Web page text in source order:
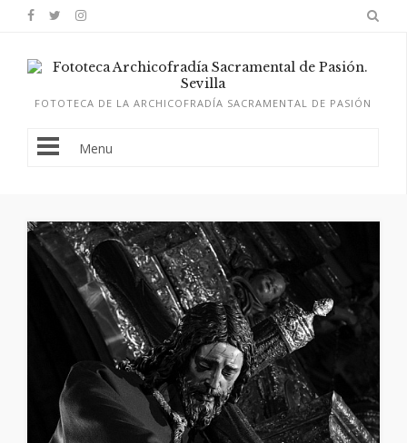
FOTOTECA DE LA ARCHICOFRADÍA SACRAMENTAL DE PASIÓN
Menu